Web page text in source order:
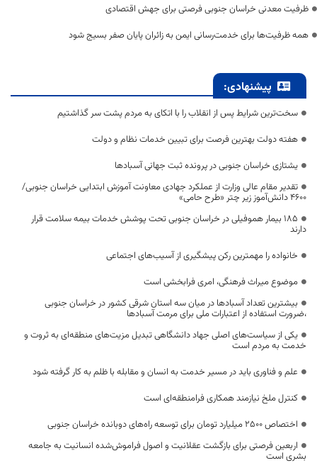
ظرفیت معدنی خراسان جنوبی فرصتی برای جهش اقتصادی
همه ظرفیت‌ها برای خدمت‌رسانی ایمن به زائران پایان صفر بسیج شود
پیشنهادی:
سخت‌ترین شرایط پس از انقلاب را با اتکای به مردم پشت سر گذاشتیم
هفته دولت بهترین فرصت برای تبیین خدمات نظام و دولت
یشتازی خراسان جنوبی در پرونده ثبت جهانی آسبادها
تقدیر مقام عالی وزارت از عملکرد جهادی معاونت آموزش ابتدایی خراسان جنوبی/
۴۶۰۰ دانش‌آموز زیر چتر «طرح حامی»
۱۸۵ بیمار هموفیلی در خراسان جنوبی تحت پوشش خدمات بیمه سلامت قرار
دارند
خانواده را مهمترین رکن پیشگیری از آسیب‌های اجتماعی
موضوع میراث فرهنگی، امری فرابخشی است
بیشترین تعداد آسبادها در میان سه استان شرقی کشور در خراسان جنوبی
،ضرورت استفاده از اعتبارات ملی برای مرمت آسبادها
یکی از سیاست‌های اصلی جهاد دانشگاهی تبدیل مزیت‌های منطقه‌ای به ثروت و
خدمت به مردم است
علم و فناوری باید در مسیر خدمت به انسان و مقابله با ظلم به کار گرفته شود
کنترل ملخ نیازمند همکاری فرامنطقه‌ای است
اختصاص 2500 میلیارد تومان برای توسعه راه‌های دوبانده خراسان جنوبی
اربعین فرصتی برای بازگشت عقلانیت و اصول فراموش‌شده انسانیت به جامعه
بشری است